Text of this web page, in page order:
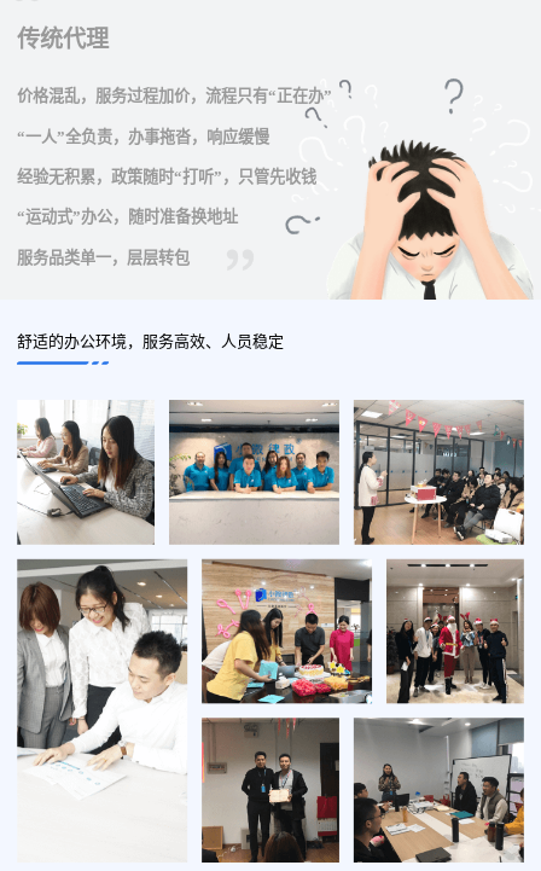
传统代理
价格混乱，服务过程加价，流程只有“正在办”
“一人”全负责，办事拖沓，响应缓慢
经验无积累，政策随时“打听”，只管先收钱
“运动式”办公，随时准备换地址
服务品类单一，层层转包
舒适的办公环境，服务高效、人员稳定